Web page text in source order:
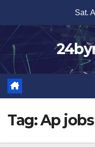
content
Sat.
Tag:Ap jobs